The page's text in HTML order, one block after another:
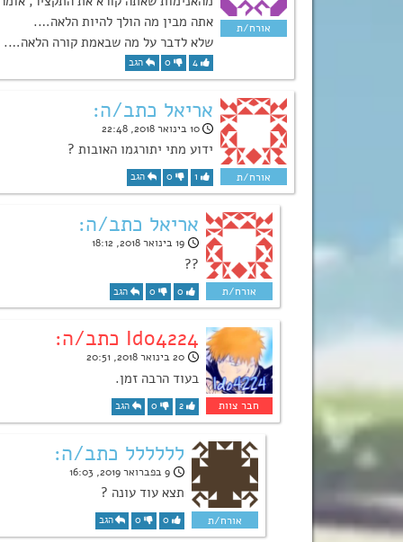
אתה מבין מה הולך להיות הלאה….
שלא לדבר על מה שבאמת קורה הלאה….
4
0 הגב
אריאל כתב/ה:
10 בינואר 2018, 22:48
ידוע מתי יתורגמו האובות ?
1
0 הגב
אריאל כתב/ה:
19 בינואר 2018, 18:12
??
0
0 הגב
Ido4224 כתב/ה:
20 בינואר 2018, 20:51
בעוד הרבה זמן.
2
0 הגב
לללללל כתב/ה:
9 בפברואר 2019, 16:03
תצא עוד עונה ?
0
0 הגב